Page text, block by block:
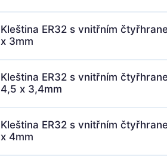
Kleština ER32 s vnitřním
x 3mm
Kleština ER32 s vnitřním
4,5 x 3,4mm
Kleština ER32 s vnitřním
x 4mm